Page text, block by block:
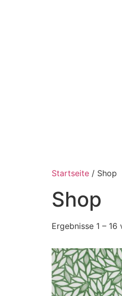
Startseite / Shop
Shop
Ergebnisse 1 –